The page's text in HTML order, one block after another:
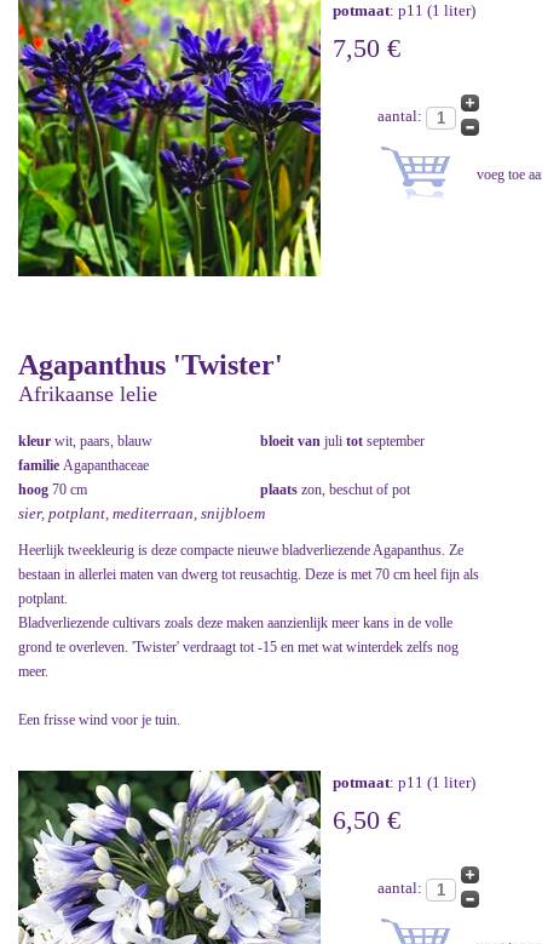
potmaat: p11 (1 liter)
7,50 €
aantal:
Agapanthus 'Twister'
Afrikaanse lelie
kleur wit, paars, blauw bloeit van juli tot september
familie Agapanthaceae
hoog 70 cm plaats zon, beschut of pot
sier, potplant, mediterraan, snijbloem
Heerlijk tweekleurig is deze compacte nieuwe bladverliezende Agapanthus. Ze
bestaan in allerlei maten van dwerg tot reusachtig. Deze is met 70 cm heel fijn als
potplant.
Bladverliezende cultivars zoals deze maken aanzienlijk meer kans in de volle
grond te overleven. 'Twister' verdraagt tot -15 en met wat winterdek zelfs nog
meer.
Een frisse wind voor je tuin.
potmaat: p11 (1 liter)
6,50 €
aantal: